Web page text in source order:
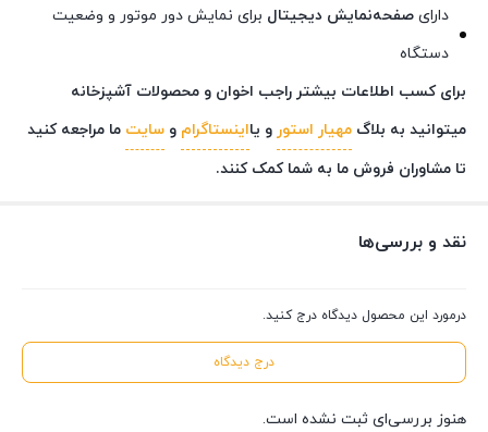
دارای صفحه‌نمایش دیجیتال برای نمایش دور موتور و وضعیت
دستگاه
برای کسب اطلاعات بیشتر راجب اخوان و محصولات آشپزخانه
میتوانید به بلاگ مهیار استور و یااینستاگرام و سایت ما مراجعه کنید
تا مشاوران فروش ما به شما کمک کنند.
نقد و بررسی‌ها
درمورد این محصول دیدگاه درج کنید.
درج دیدگاه
هنوز بررسی‌ای ثبت نشده است.